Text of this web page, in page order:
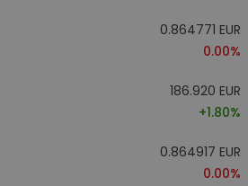
0.864771 EUR
0.00%
186.920 EUR
+1.80%
0.864917 EUR
0.00%